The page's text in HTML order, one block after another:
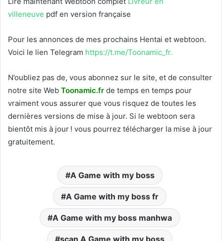
villeneuve pdf en version française
Pour les annonces de mes prochains Hentai et webtoon.
Voici le lien Telegram https://t.me/Toonamic_fr.
N’oubliez pas de, vous abonnez sur le site, et de consulter
notre site Web Toonamic.fr de temps en temps pour
vraiment vous assurer que vous risquez de toutes les
dernières versions de mise à jour. Si le webtoon sera
bientôt mis à jour ! vous pourrez télécharger la mise à jour
gratuitement.
A Game with my boss
A Game with my boss fr
A Game with my boss manhwa